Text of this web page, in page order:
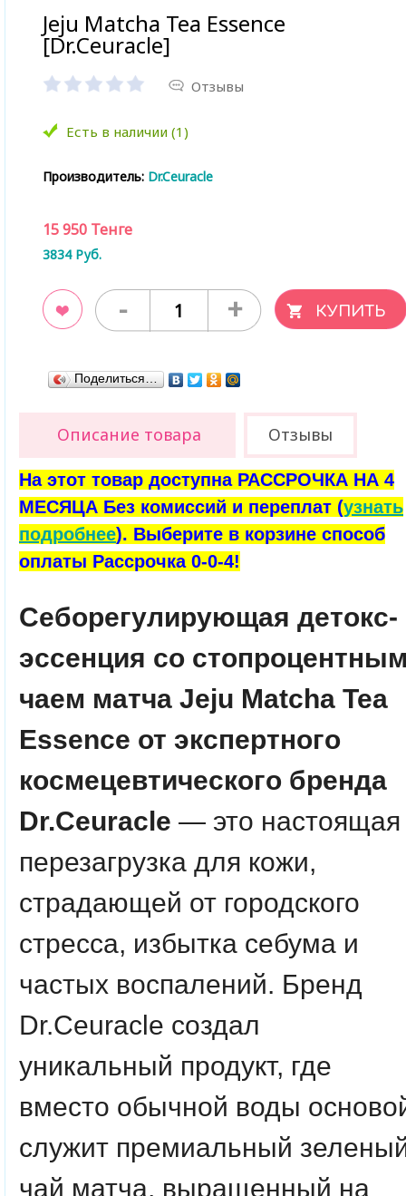
Jeju Matcha Tea Essence
[Dr.Ceuracle]
Отзывы
Есть в наличии (1)
Производитель: Dr.Ceuracle
15 950 Тенге
3834 Руб.
- +
Поделиться…
Описание товара Отзывы
На этот товар доступна РАССРОЧКА НА 4
МЕСЯЦА Без комиссий и переплат (узнать
подробнее). Выберите в корзине способ
оплаты Рассрочка 0-0-4!
Себорегулирующая детокс-
эссенция со
чаем матча Jeju Matcha Tea
Essence от экспертного
космецевтического бренда
Dr.Ceuracle — это настоящая
перезагрузка для кожи,
страдающей от городского
стресса, избытка себума и
частых воспалений. Бренд
Dr.Ceuracle создал
уникальный продукт, где
вместо обычной воды
служит премиальный
чай матча, выращенный на